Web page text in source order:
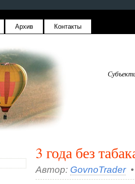
Архив Контакты
3 года без
Автор: GovnoTrader•